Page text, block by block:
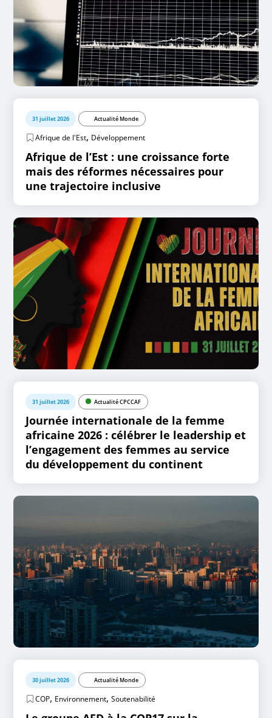
31 juillet 2026 Actualité Monde
Afrique de l'Est, Développement
Afrique de l’Est : une croissance forte
mais des réformes nécessaires pour
une trajectoire inclusive
31 juillet 2026 Actualité CPCCAF
Journée internationale de la femme
africaine 2026 : célébrer le leadership et
l’engagement des femmes au service
du développement du continent
30 juillet 2026 Actualité Monde
COP, Environnement,Soutenabilité